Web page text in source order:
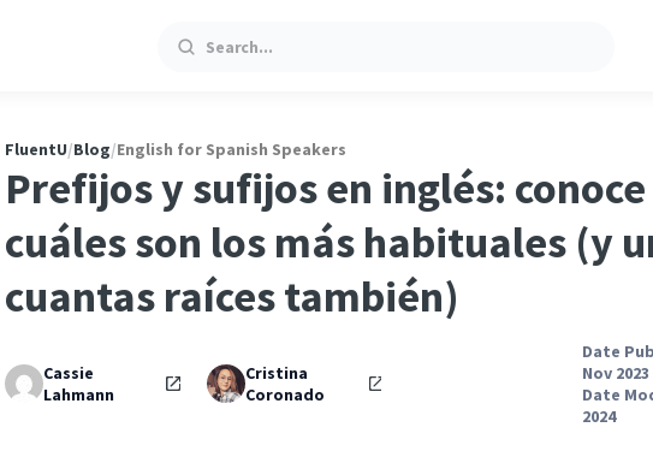
Search
FluentU/Blog/English for Spanish Speakers
Prefijos y sufijos en inglés: conoce
cuáles son los más habituales (y
cuantas raíces también)
Cassie
Lahmann
Cristina
Coronado
Date
Nov 2023
Date
2024